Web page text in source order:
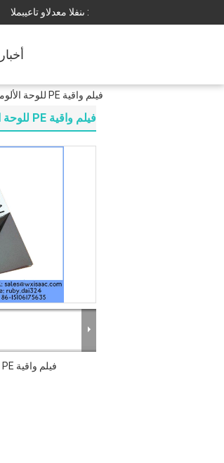
المبيعات والدعم الفنى :
أخبار
فيلم واقية PE للوحة الألومنيوم البلاستيكية المركبة
فيلم واقية PE للوحة الألومنيوم البلاستيكية المركبة